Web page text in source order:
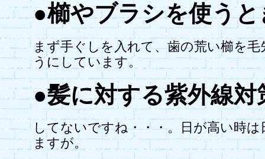
●櫛やブラシを使う
まず手ぐしを入れて、歯の荒い櫛を
うにしています。
●髪に対する紫外線
してないですね・・・。日が高い時
ますが。